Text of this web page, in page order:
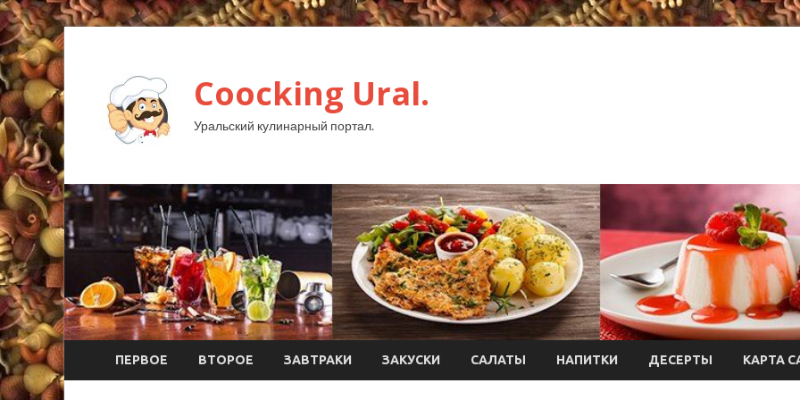
Coocking Ural.
Уральский кулинарный портал.
ПЕРВОЕ ВТОРОЕ ЗАВТРАКИ ЗАКУСКИ САЛАТЫ НАПИТКИ ДЕСЕРТЫ КАРТА